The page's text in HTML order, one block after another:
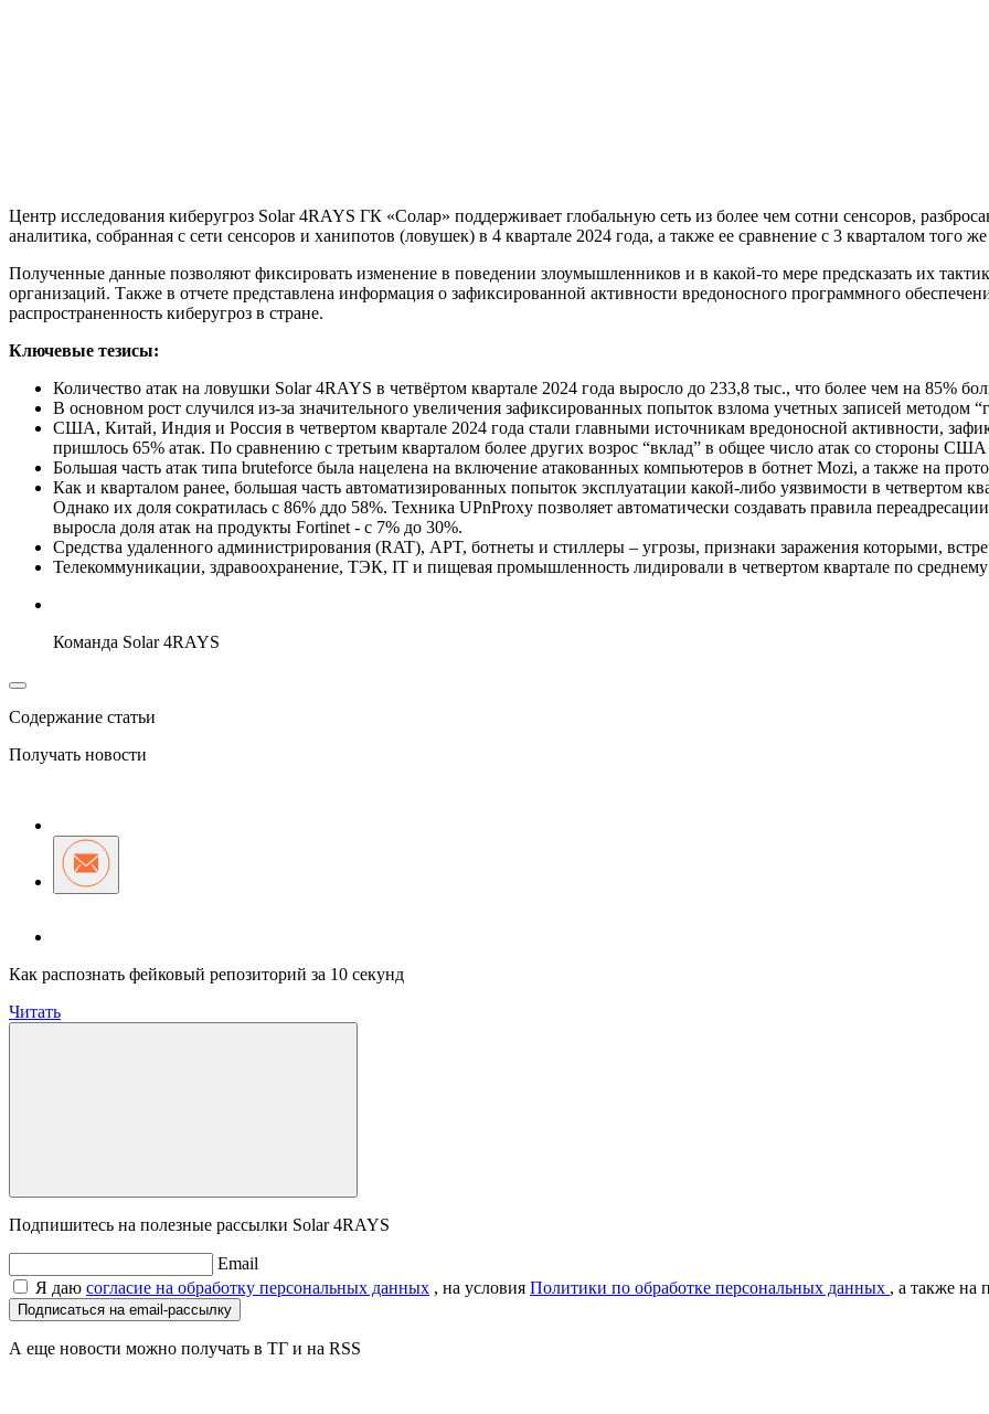
Центр исследования киберугроз Solar 4RAYS ГК «Солар» поддерживает глобальную сеть из более чем сотни сенсоров,
аналитика, собранная с сети сенсоров и ханипотов (ловушек) в 4 квартале 2024 года, а также ее сравнение с 3 кварталом того
Полученные данные позволяют фиксировать изменение в поведении злоумышленников и в какой-то мере предсказать их
организаций. Также в отчете представлена информация о зафиксированной активности вредоносного программного
распространенность киберугроз в стране.
Ключевые тезисы:
Количество атак на ловушки Solar 4RAYS в четвёртом квартале 2024 года выросло до 233,8 тыс., что более чем на 85%
В основном рост случился из-за значительного увеличения зафиксированных попыток взлома учетных записей методом
США, Китай, Индия и Россия в четвертом квартале 2024 года стали главными источникам вредоносной активности,
пришлось 65% атак. По сравнению с третьим кварталом более других возрос “вклад” в общее число атак со стороны
Большая часть атак типа bruteforce была нацелена на включение атакованных компьютеров в ботнет Mozi, а также на
Как и кварталом ранее, большая часть автоматизированных попыток эксплуатации какой-либо уязвимости в четвертом
Однако их доля сократилась с 86% ддо 58%. Техника UPnProxy позволяет автоматически создавать правила
выросла доля атак на продукты Fortinet - c 7% до 30%.
Средства удаленного администрирования (RAT), APT, ботнеты и стиллеры – угрозы, признаки заражения которыми,
Телекоммуникации, здравоохранение, ТЭК, IT и пищевая промышленность лидировали в четвертом квартале по
Команда Solar 4RAYS
Содержание статьи
Получать новости
Как распознать фейковый репозиторий за 10 секунд
Читать
Подпишитесь на полезные рассылки Solar 4RAYS
Email
Я даю согласие на обработку персональных данных , на условия Политики по обработке персональных данных , а также на
Подписаться на email-рассылку
А еще новости можно получать в ТГ и на RSS